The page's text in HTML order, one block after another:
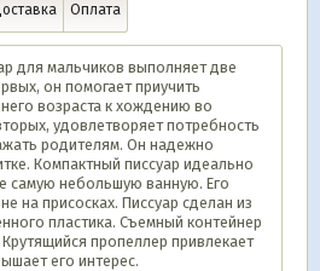
Оплата
для мальчиков выполняет две
он помогает приучить
возраста к хождению во
удовлетворяет потребность
родителям. Он надежно
Компактный писсуар идеально
самую небольшую ванную. Его
на присосках. Писсуар сделан из
пластика. Съемный контейнер
пропеллер привлекает
его интерес.